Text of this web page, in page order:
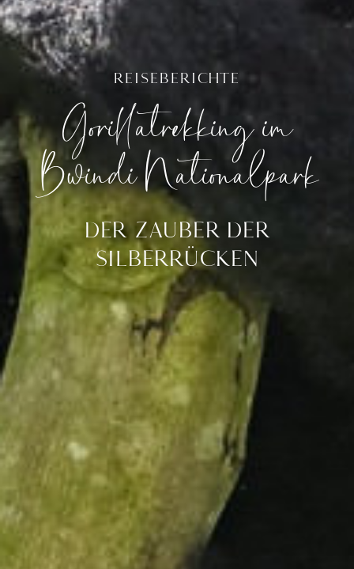
REISEBERICHTE
Gorillatrekking im
Bwindi Nationalpark
DER ZAUBER DER
SILBERRÜCKEN